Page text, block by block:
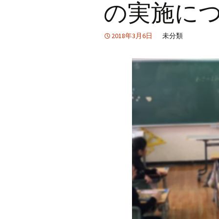
の実施に
2018年3月6日 未分類